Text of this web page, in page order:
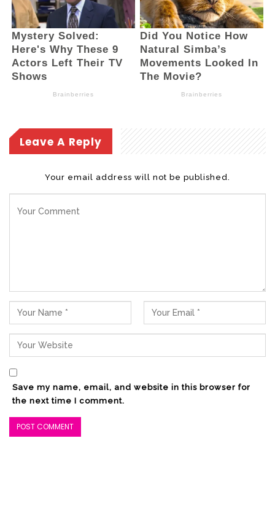
daerah, dalam memperjuangkan aspirasi
masyarakat,” ucapnya.
Perlu diketahui, sebelum pelantikan, 2
anggota DPRD Bolmong mengundurkan diri
karena maju dalam Pilkada Bolmong 2024.
Keduanya adalah Sukron Mamonto dari
partai Nasdem dan Welty Komaling dari PDI
Sukron digantikan Novrita Simbala
sementara Welty digantikan oleh Kusman
PT Zafran Kolaka Mandiri Resmi Jadi Mitra
Dukungan…
DPRD Gelar Paripurna HUT ke-18
Kabupaten Bolsel
HUT Bolsel ke-18, Bupati Paparkan Prestasi
dan…
Jul 21, 2026
Leave A Reply
Your email address will not be published.
Save my name, email, and website in this browser for
the next time I comment.